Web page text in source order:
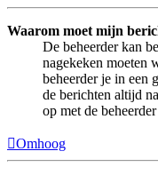
Waarom moet mijn
De beheerder kan
nagekeken moeten
beheerder je in een
de berichten altijd
op met de
Omhoog